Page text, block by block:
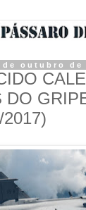
outubro de
DO